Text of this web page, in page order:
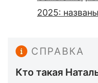
2025:
СПРАВКА
Кто такая